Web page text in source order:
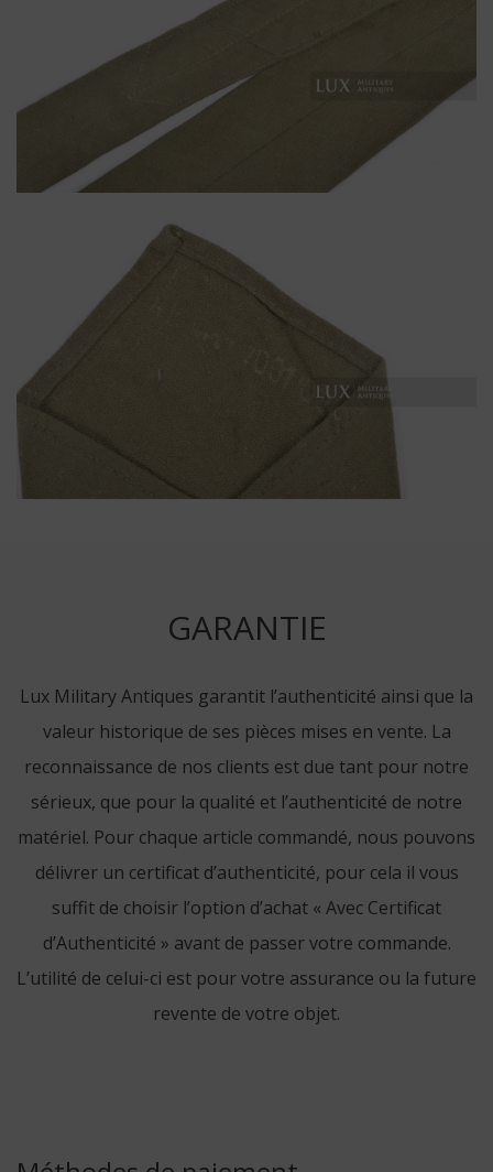
GARANTIE
Lux Military Antiques garantit l’authenticité ainsi que la
valeur historique de ses pièces mises en vente. La
reconnaissance de nos clients est due tant pour notre
sérieux, que pour la qualité et l’authenticité de notre
matériel. Pour chaque article commandé, nous pouvons
délivrer un certificat d’authenticité, pour cela il vous
suffit de choisir l’option d’achat « Avec Certificat
d’Authenticité » avant de passer votre commande.
L’utilité de celui-ci est pour votre assurance ou la future
revente de votre objet.